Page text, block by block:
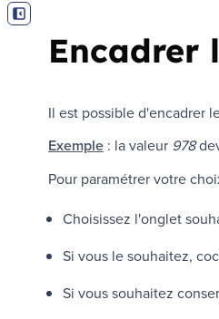
Encadrer
Il est possible d'encadrer
Exemple : la valeur 978
Pour paramétrer votre
Choisissez l'onglet
Si vous le souhaitez,
Si vous souhaitez